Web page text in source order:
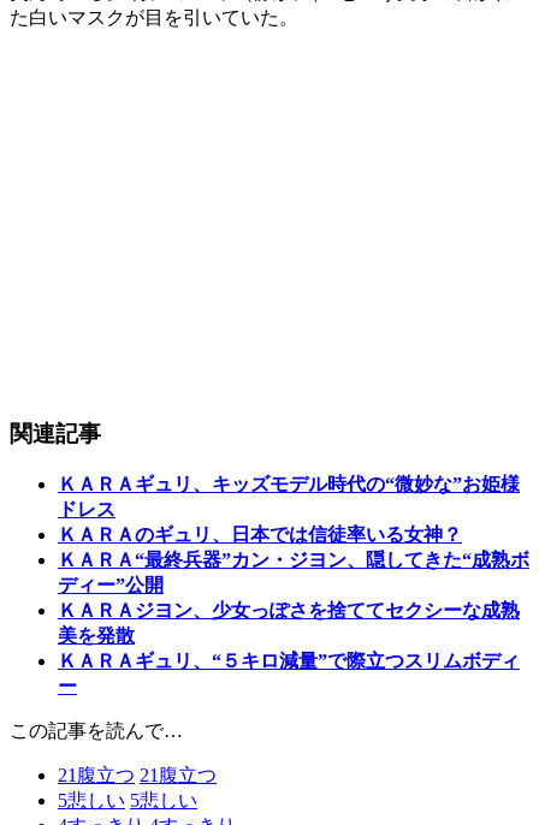
た白いマスクが目を引いていた。
関連記事
ＫＡＲＡギュリ、キッズモデル時代の“微妙な”お姫様
ドレス
ＫＡＲＡのギュリ、日本では信徒率いる女神？
ＫＡＲＡ“最終兵器”カン・ジヨン、隠してきた“成熟ボ
ディー”公開
ＫＡＲＡジヨン、少女っぽさを捨ててセクシーな成熟
美を発散
ＫＡＲＡギュリ、“５キロ減量”で際立つスリムボディ
ー
この記事を読んで…
21 腹立つ 21 腹立つ
5悲しい 5悲しい